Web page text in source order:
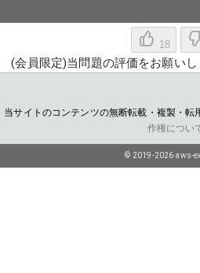
18
(会員限定)当問題の評価をお願いし
当サイトのコンテンツの無断転載・複製・転
作権につい
© 2019-2026 aws-